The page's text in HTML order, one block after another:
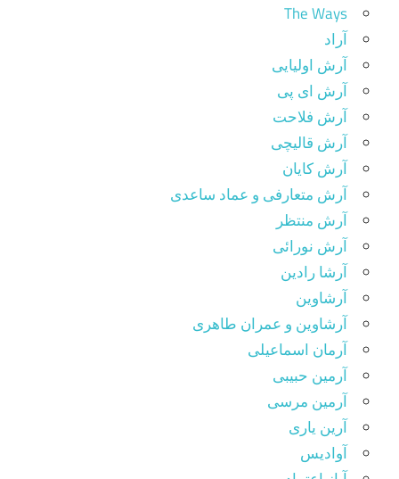
The Ways
آراد
آرش اولیایی
آرش ای پی
آرش فلاحت
آرش قالیچی
آرش کایان
آرش متعارفی و عماد ساعدی
آرش منتظر
آرش نورائی
آرشا رادین
آرشاوین
آرشاوین و عمران طاهری
آرمان اسماعیلی
آرمین حبیبی
آرمین مرسی
آرین یاری
آوادیس